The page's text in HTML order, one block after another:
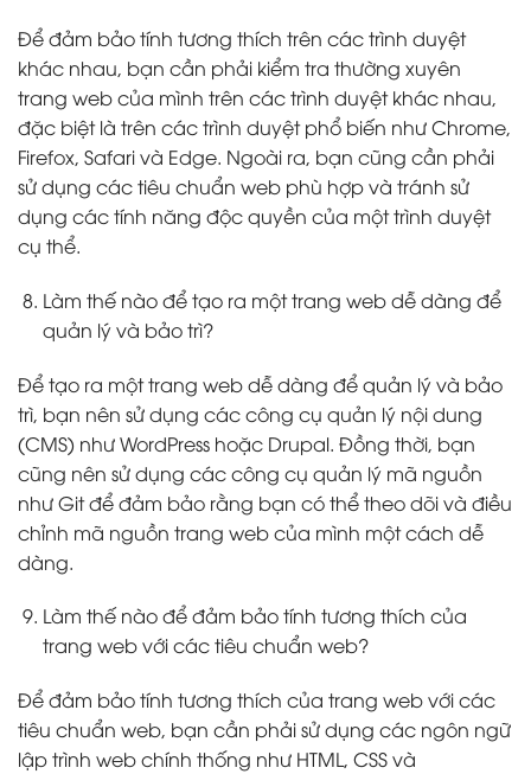
Để đảm bảo tính tương thích trên các trình duyệt
khác nhau, bạn cần phải kiểm tra thường xuyên
trang web của mình trên các trình duyệt khác nhau,
đặc biệt là trên các trình duyệt phổ biến như Chrome,
Firefox, Safari và Edge. Ngoài ra, bạn cũng cần phải
sử dụng các tiêu chuẩn web phù hợp và tránh sử
dụng các tính năng độc quyền của một trình duyệt
cụ thể.
Làm thế nào để tạo ra một trang web dễ dàng để
quản lý và bảo trì?
Để tạo ra một trang web dễ dàng để quản lý và bảo
trì, bạn nên sử dụng các công cụ quản lý nội dung
(CMS) như WordPress hoặc Drupal. Đồng thời, bạn
cũng nên sử dụng các công cụ quản lý mã nguồn
như Git để đảm bảo rằng bạn có thể theo dõi và điều
chỉnh mã nguồn trang web của mình một cách dễ
dàng.
Làm thế nào để đảm bảo tính tương thích của
trang web với các tiêu chuẩn web?
Để đảm bảo tính tương thích của trang web với các
tiêu chuẩn web, bạn cần phải sử dụng các ngôn ngữ
lập trình web chính thống như HTML, CSS và